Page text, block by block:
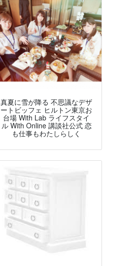
真夏に雪が降る 不思議なデザ
ートビッフェ ヒルトン東京お
台場 With Lab ライフスタイ
ル With Online 講談社公式 恋
も仕事もわたしらしく